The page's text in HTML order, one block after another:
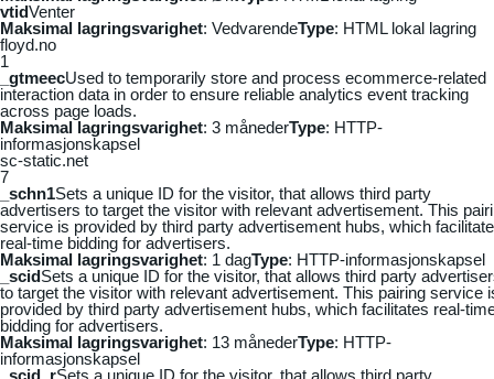
vtidVenter
Maksimal lagringsvarighet: VedvarendeType: HTML lokal lagring
floyd.no
1
_gtmeecUsed to temporarily store and process ecommerce-related
interaction data in order to ensure reliable analytics event tracking
across page loads.
Maksimal lagringsvarighet: 3 månederType: HTTP-
informasjonskapsel
sc-static.net
7
_schn1Sets a unique ID for the visitor, that allows third party
advertisers to target the visitor with relevant advertisement. This
service is provided by third party advertisement hubs, which
real-time bidding for advertisers.
Maksimal lagringsvarighet: 1 dagType: HTTP-informasjonskapsel
_scidSets a unique ID for the visitor, that allows third party
to target the visitor with relevant advertisement. This pairing service
provided by third party advertisement hubs, which facilitates real-
bidding for advertisers.
Maksimal lagringsvarighet: 13 månederType: HTTP-
informasjonskapsel
_scid_rSets a unique ID for the visitor, that allows third party